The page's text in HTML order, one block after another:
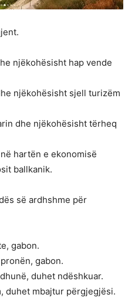
njëkohësisht hap vende
njëkohësisht sjell turizëm
dhe njëkohësisht tërheq
hartën e ekonomisë
ballkanik.
së ardhshme për
gabon.
gabon.
duhet ndëshkuar.
duhet mbajtur përgjegjësi.